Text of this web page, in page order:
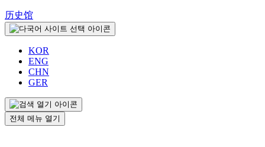
历史馆
KOR
ENG
CHN
GER
전체 메뉴 열기